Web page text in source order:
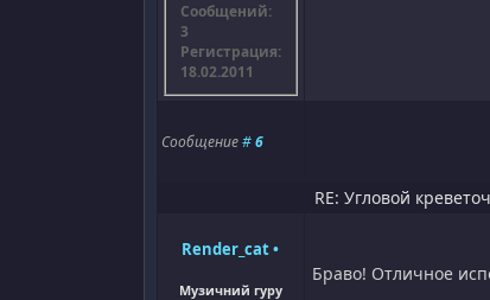
Сообщений:
3
Регистрация:
18.02.2011
Сообщение#6
RE: Угловой
Render_cat•
Музичний гуру
Браво! Отличное